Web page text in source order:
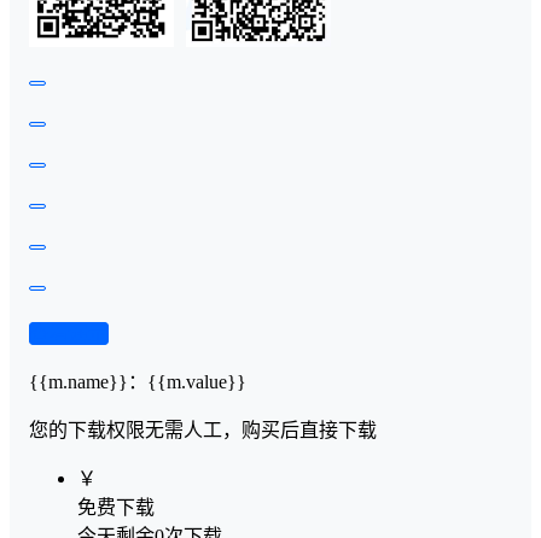
{{m.name}} ： {{m.value}}
您的下载权限无需人工，购买后直接下载
￥
免费下载